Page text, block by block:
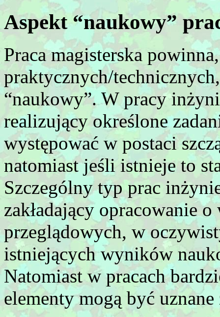
Aspekt “naukowy”
Praca magisterska
praktycznych/
“naukowy”. W pracy
realizujący określone
występować w postaci
natomiast jeśli istnieje to
Szczególny typ prac
zakładający opracowanie
przeglądowych, w
istniejących wyników
Natomiast w pracach
elementy mogą być